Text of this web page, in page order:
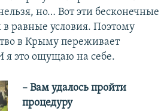
но… Вот эти бесконечные
в равные условия. Поэтому
в Крыму переживает
я это ощущаю на себе.
– Вам удалось пройти
процедуру